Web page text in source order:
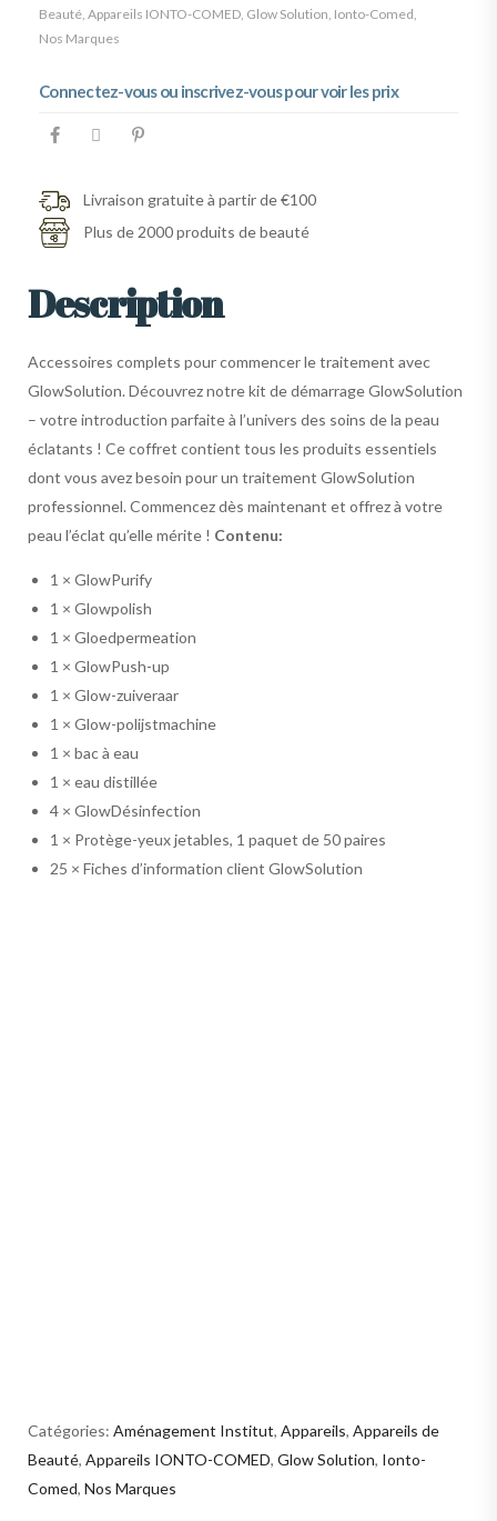
Beauté, Appareils IONTO-COMED, Glow Solution, Ionto-Comed,
Nos Marques
Connectez-vous ou inscrivez-vous pour voir les prix
Livraison gratuite à partir de €100
Plus de 2000 produits de beauté
Description
Accessoires complets pour commencer le traitement avec
GlowSolution. Découvrez notre kit de démarrage GlowSolution
– votre introduction parfaite à l’univers des soins de la peau
éclatants ! Ce coffret contient tous les produits essentiels
dont vous avez besoin pour un traitement GlowSolution
professionnel. Commencez dès maintenant et offrez à votre
peau l’éclat qu’elle mérite ! Contenu:
1 × GlowPurify
1 × Glowpolish
1 × Gloedpermeation
1 × GlowPush-up
1 × Glow-zuiveraar
1 × Glow-polijstmachine
1 × bac à eau
1 × eau distillée
4 × GlowDésinfection
1 × Protège-yeux jetables, 1 paquet de 50 paires
25 × Fiches d’information client GlowSolution
Catégories: Aménagement Institut, Appareils, Appareils de
Beauté, Appareils IONTO-COMED, Glow Solution, Ionto-
Comed, Nos Marques